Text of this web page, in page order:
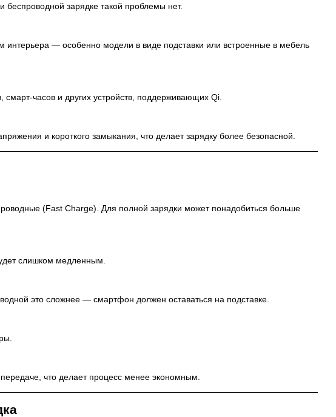
зарядке такой проблемы нет.
интерьера — особенно модели в виде подставки или встроенные в мебель
часов и других устройств, поддерживающих Qi.
и короткого замыкания, что делает зарядку более безопасной.
(Fast Charge). Для полной зарядки может понадобиться больше
слишком медленным.
это сложнее — смартфон должен оставаться на подставке.
что делает процесс менее экономным.